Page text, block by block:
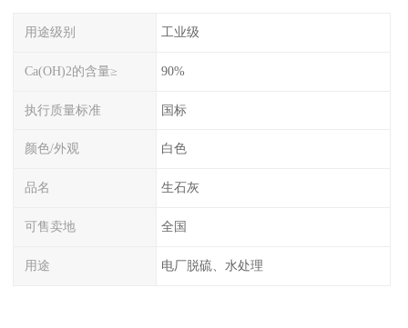
用途级别 工业级
Ca(OH)2的含量≥ 90%
执行质量标准 国标
颜色/外观 白色
品名 生石灰
可售卖地 全国
用途 电厂脱硫、水处理